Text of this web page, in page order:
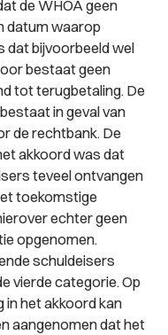
de WHOA geen
datum waarop
dat bijvoorbeeld wel
bestaat geen
tot terugbetaling. De
in geval van
de rechtbank. De
akkoord was dat
teveel ontvangen
toekomstige
echter geen
opgenomen.
schuldeisers
vierde categorie. Op
in het akkoord kan
aangenomen dat het